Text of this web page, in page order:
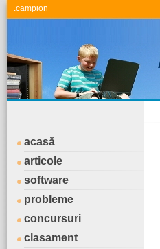
.campion
acasă
articole
software
probleme
concursuri
clasament